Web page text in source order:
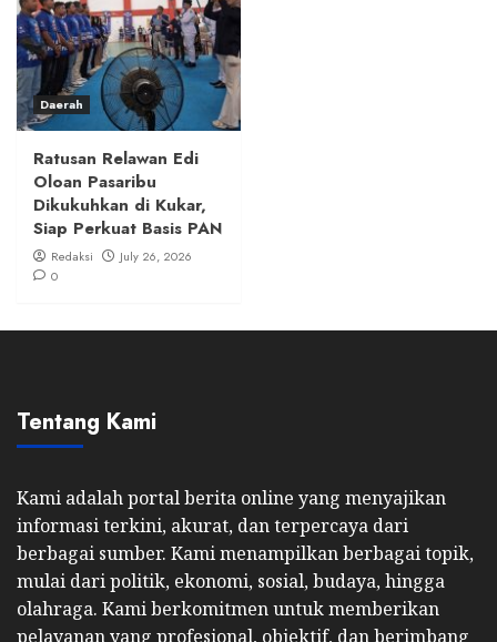
Daerah
Ratusan Relawan Edi
Oloan Pasaribu
Dikukuhkan di Kukar,
Siap Perkuat Basis PAN
Redaksi
July 26, 2026
0
Tentang Kami
Kami adalah portal berita online yang menyajikan
informasi terkini, akurat, dan terpercaya dari
berbagai sumber. Kami menampilkan berbagai topik,
mulai dari politik, ekonomi, sosial, budaya, hingga
olahraga. Kami berkomitmen untuk memberikan
pelayanan yang profesional, objektif, dan berimbang